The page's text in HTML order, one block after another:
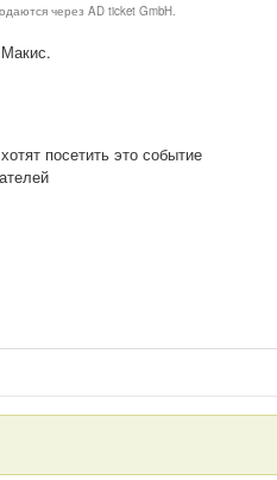
через AD ticket GmbH.
посетить это событие